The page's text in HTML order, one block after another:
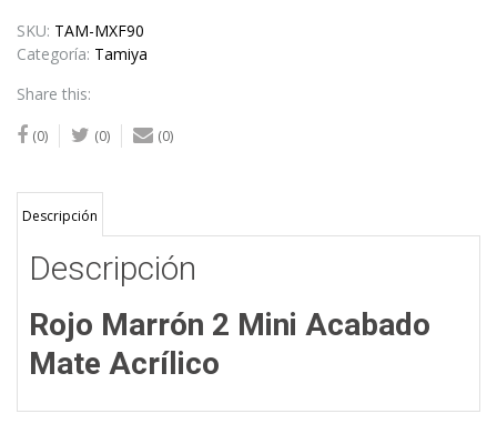
Acabado
Mate
cantidad
SKU: TAM-MXF90
Categoría: Tamiya
Share this:
(0) (0) (0)
Descripción
Descripción
Rojo Marrón 2 Mini Acabado
Mate Acrílico